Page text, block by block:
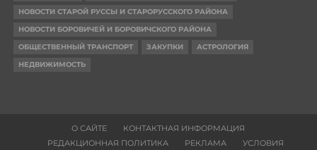
НОВОСТИ СТАРОЙ РУССЫ И СТАРОРУССКОГО РАЙОНА
НОВОСТИ БОРОВИЧЕЙ И БОРОВИЧСКОГО РАЙОНА
ОБЩЕСТВЕННЫЙ ТРАНСПОРТ
ЗАКУПКИ
АСТРОЛОГИЯ
НЕДВИЖИМОСТЬ
О САЙТЕ
КОНТАКТНАЯ ИНФОРМАЦИЯ
РЕДАКЦИОННАЯ ПОЛИТИКА
РЕКЛАМА УСЛОВИЯ